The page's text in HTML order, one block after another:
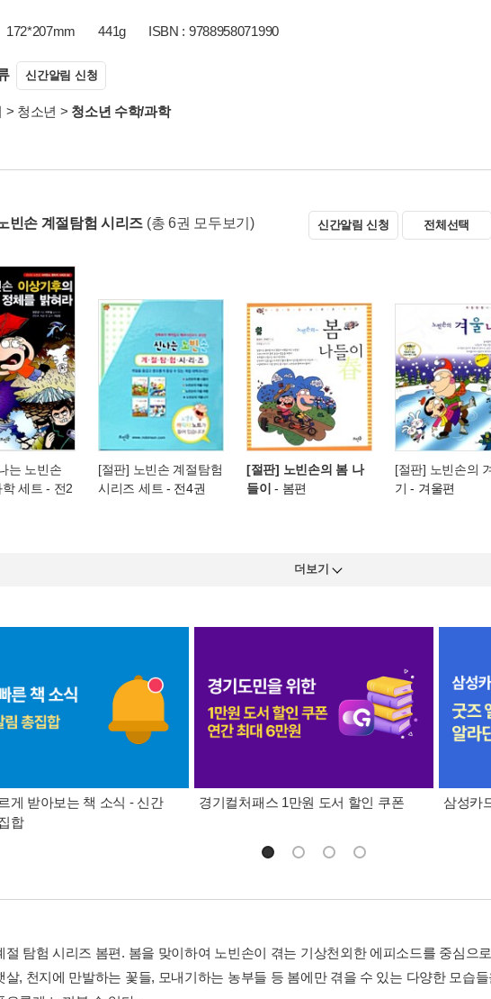
172*207mm 441g ISBN : 9788958071990
신간알림 신청
> 청소년 > 청소년 수학/과학
빈손 계절탐험 시리즈 (총 6권 모두보기) 신간알림 신청 전체선택
는 노빈손
세트 - 전2
[절판] 노빈손 계절탐험
시리즈 세트 - 전4권
[절판] 노빈손의 봄 나
들이 - 봄편
[절판] 노빈손의
기 - 겨울편
더보기
게 받아보는 책 소식 - 신간
합
경기컬처패스 1만원 도서 할인 쿠폰 삼성카
절 탐험 시리즈 봄편. 봄을 맞이하여 노빈손이 겪는 기상천외한 에피소드를 중심으
살, 천지에 만발하는 꽃들, 모내기하는 농부들 등 봄에만 겪을 수 있는 다양한 모습